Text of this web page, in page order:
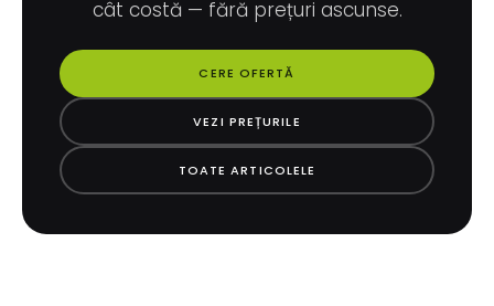
cât costă — fără prețuri ascunse.
CERE OFERTĂ
VEZI PREȚURILE
TOATE ARTICOLELE